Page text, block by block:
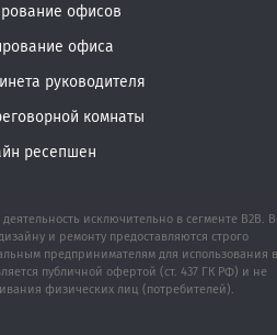
офисов
офиса
руководителя
комнаты
ресепшен
исключительно в сегменте B2B.
и ремонту предоставляются строго
предпринимателям для использования в
публичной офертой (ст. 437 ГК РФ) и не
физических лиц (потребителей).